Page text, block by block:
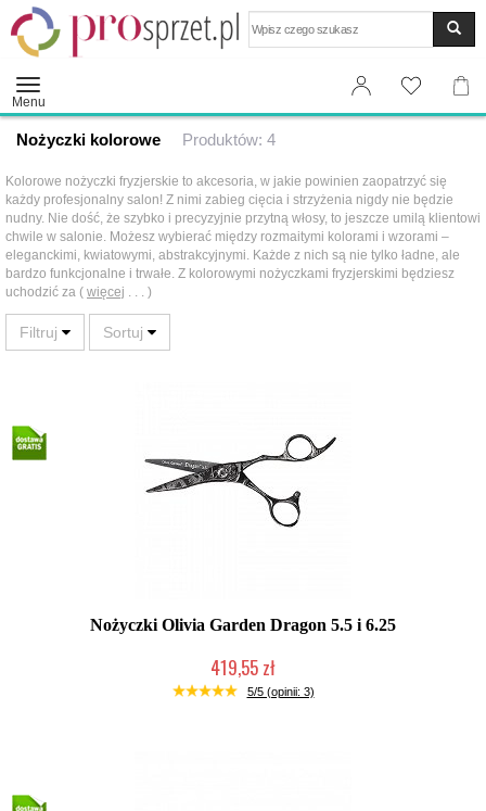
Menu
Nożyczki kolorowe Produktów: 4
Kolorowe nożyczki fryzjerskie to akcesoria, w jakie powinien zaopatrzyć się
każdy profesjonalny salon! Z nimi zabieg cięcia i strzyżenia nigdy nie będzie
nudny. Nie dość, że szybko i precyzyjnie przytną włosy, to jeszcze umilą klientowi
chwile w salonie. Możesz wybierać między rozmaitymi kolorami i wzorami –
eleganckimi, kwiatowymi, abstrakcyjnymi. Każde z nich są nie tylko ładne, ale
bardzo funkcjonalne i trwałe. Z kolorowymi nożyczkami fryzjerskimi będziesz
uchodzić za ( więcej . . . )
Nożyczki Olivia Garden Dragon 5.5 i 6.25
419,55 zł
Duża ilość (wysyłka w 24h)
5/5 (opinii: 3)